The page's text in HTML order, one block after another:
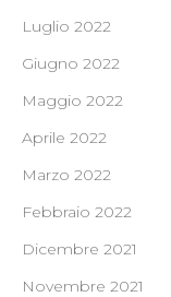
Luglio 2022
Giugno 2022
Maggio 2022
Aprile 2022
Marzo 2022
Febbraio 2022
Dicembre 2021
Novembre 2021